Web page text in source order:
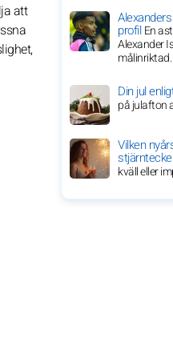
att
profilEn
Alexander
målinriktad.
Din jul
på julafton
Vilken
kväll eller